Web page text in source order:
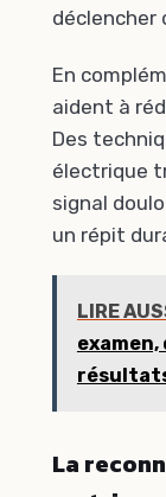
déclencher
En
aident à
Des
électrique
signal
un répit
LIRE
La